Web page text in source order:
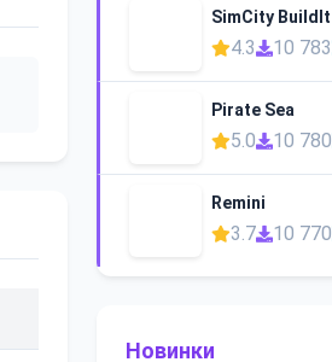
SimCity BuildIt
4.3 10 783
Pirate Sea
5.0 10 780
Remini
3.7 10 770
Новинки